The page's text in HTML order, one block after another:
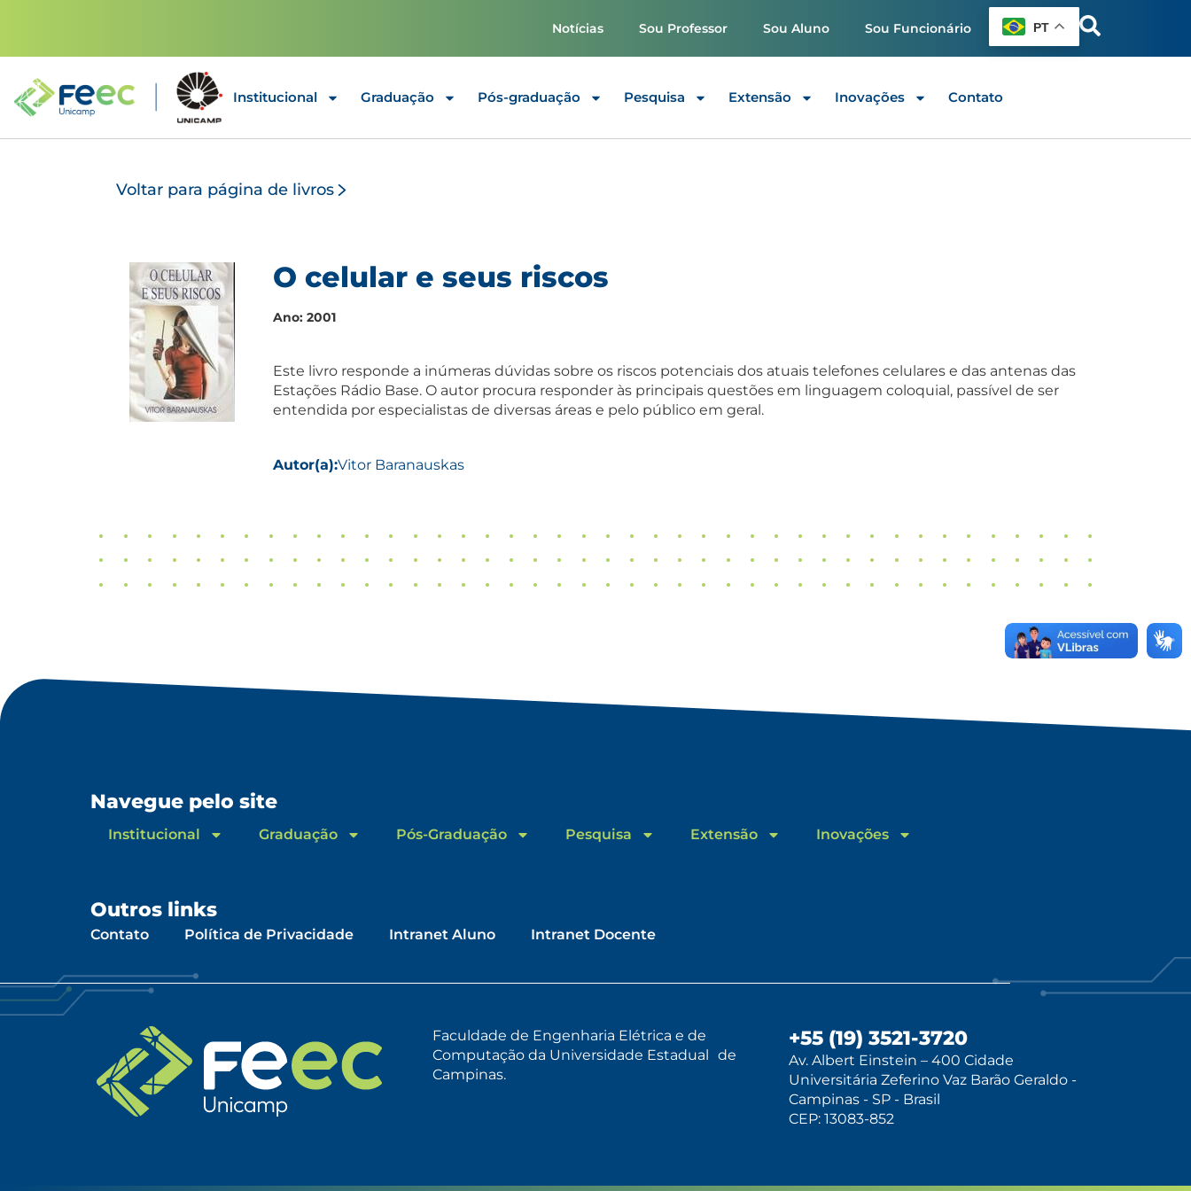
Notícias Sou Professor Sou Aluno Sou Funcionário PT
Institucional Graduação Pós-graduação Pesquisa Extensão Inovações Contato
Voltar para página de livros
O celular e seus riscos
Ano: 2001
Este livro responde a inúmeras dúvidas sobre os riscos potenciais dos atuais telefones celulares e das antenas das
Estações Rádio Base. O autor procura responder às principais questões em linguagem coloquial, passível de ser
entendida por especialistas de diversas áreas e pelo público em geral.
Autor(a):Vitor Baranauskas
Navegue pelo site
Institucional Graduação Pós-Graduação Pesquisa Extensão Inovações
Outros links
Contato Política de Privacidade Intranet Aluno Intranet Docente
Faculdade de Engenharia Elétrica e de
Computação da Universidade Estadual de
Campinas.
+55 (19) 3521-3720
Av. Albert Einstein – 400 Cidade
Universitária Zeferino Vaz Barão Geraldo -
Campinas - SP - Brasil
CEP: 13083-852